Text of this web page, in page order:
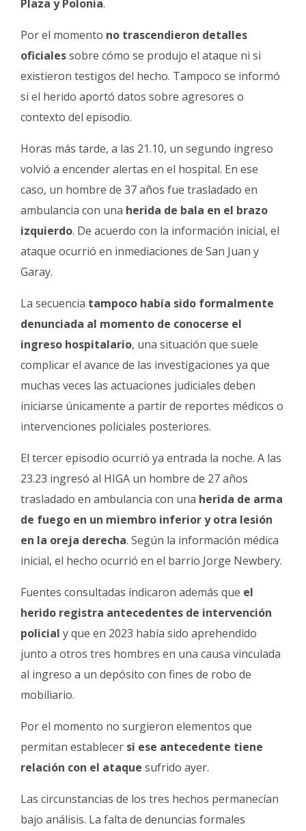
Plaza y Polonia.
Por el momento no trascendieron detalles
oficialessobre cómo se produjo el ataque ni si
existieron testigos del hecho. Tampoco se informó
si el herido aportó datos sobre agresores o
contexto del episodio.
Horas más tarde, a las 21.10, un segundo ingreso
volvió a encender alertas en el hospital. En ese
caso, un hombre de 37 años fue trasladado en
ambulancia con una herida de bala en el brazo
izquierdo. De acuerdo con la información inicial, el
ataque ocurrió en inmediaciones de San Juan y
Garay.
La secuencia tampoco había sido formalmente
denunciada al momento de conocerse el
ingreso hospitalario, una situación que suele
complicar el avance de las investigaciones ya que
muchas veces las actuaciones judiciales deben
iniciarse únicamente a partir de reportes médicos o
intervenciones policiales posteriores.
El tercer episodio ocurrió ya entrada la noche. A las
23.23 ingresó al HIGA un hombre de 27 años
trasladado en ambulancia con una herida de arma
de fuego en un miembro inferior y otra lesión
en la oreja derecha. Según la información médica
inicial, el hecho ocurrió en el barrio Jorge Newbery.
Fuentes consultadas indicaron además que el
herido registra antecedentes de intervención
policial y que en 2023 había sido aprehendido
junto a otros tres hombres en una causa vinculada
al ingreso a un depósito con fines de robo de
mobiliario.
Por el momento no surgieron elementos que
permitan establecer si ese antecedente tiene
relación con el ataque sufrido ayer.
Las circunstancias de los tres hechos permanecían
bajo análisis. La falta de denuncias formales